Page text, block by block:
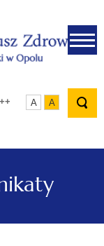
A A